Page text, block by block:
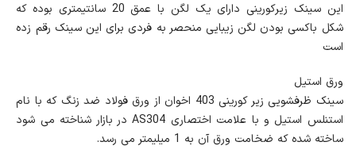
این سینک زیرکورینی دارای یک لگن با عمق 20 سانتیمتری بوده که
شکل باکسی بودن لگن زیبایی منحصر به فردی برای این سینک رقم زده
است
ورق استیل
سینک ظرفشویی زیر کورینی 403 اخوان از ورق فولاد ضد زنگ که با نام
استنلس استیل و با علامت اختصاری AS304 در بازار شناخته می شود
ساخته شده که ضخامت ورق آن به 1 میلیمتر می رسد.